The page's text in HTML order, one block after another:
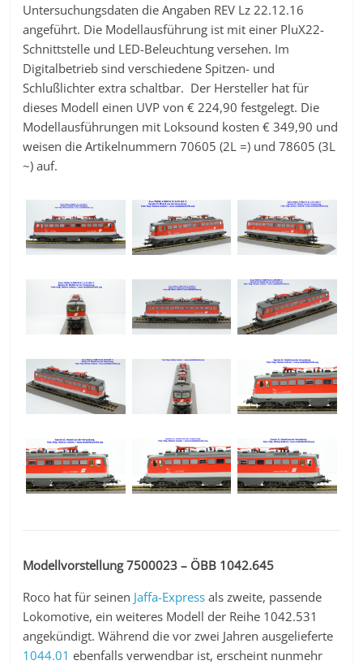
Untersuchungsdaten die Angaben REV Lz 22.12.16
angeführt. Die Modellausführung ist mit einer PluX22-
Schnittstelle und LED-Beleuchtung versehen. Im
Digitalbetrieb sind verschiedene Spitzen- und
Schlußlichter extra schaltbar. Der Hersteller hat für
dieses Modell einen UVP von € 224,90 festgelegt. Die
Modellausführungen mit Loksound kosten € 349,90 und
weisen die Artikelnummern 70605 (2L =) und 78605 (3L
~) auf.
Modellvorstellung 7500023 – ÖBB 1042.645
Roco hat für seinen Jaffa-Express als zweite, passende
Lokomotive, ein weiteres Modell der Reihe 1042.531
angekündigt. Während die vor zwei Jahren ausgelieferte
1044.01 ebenfalls verwendbar ist, erscheint nunmehr